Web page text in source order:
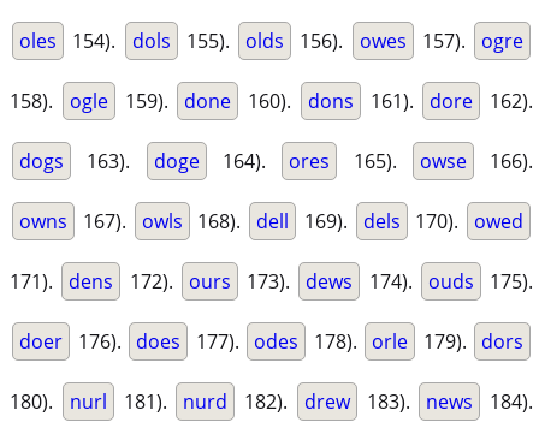
oles 154). dols 155). olds 156). owes 157). ogre
158). ogle 159). done 160). dons 161). dore 162).
dogs 163). doge 164). ores 165). owse 166).
owns 167). owls 168). dell 169). dels 170). owed
171). dens 172). ours 173). dews 174). ouds 175).
doer 176). does 177). odes 178). orle 179). dors
180). nurl 181). nurd 182). drew 183). news 184).